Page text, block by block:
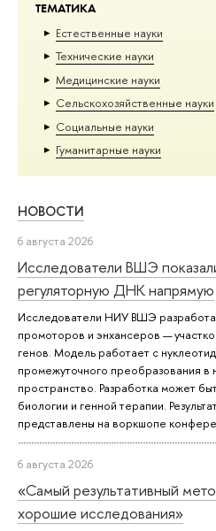
ТЕМАТИКА
Естественные науки
Тех­ничес­кие науки
Медицинские науки
Сельскохозяйственные науки
Социальные науки
Гуманитарные науки
НОВОСТИ
6 августа 2026
Исследователи ВШЭ
регуляторную ДНК напрямую
Исследователи НИУ ВШЭ
промоторов и энхансеров —
генов. Модель работает с
промежуточного преобразования
пространство. Разработка может
биологии и генной терапии.
представлены на воркшопе
6 августа 2026
«Самый результативный
хорошие исследования»